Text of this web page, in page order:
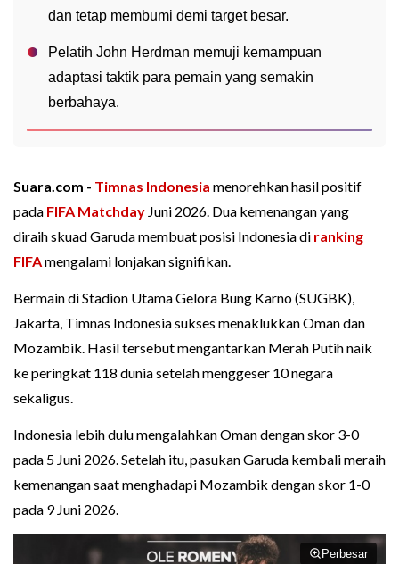
dan tetap membumi demi target besar.
Pelatih John Herdman memuji kemampuan
adaptasi taktik para pemain yang semakin
berbahaya.
Suara.com - Timnas Indonesia menorehkan hasil positif
pada FIFA Matchday Juni 2026. Dua kemenangan yang
diraih skuad Garuda membuat posisi Indonesia di ranking
FIFAmengalami lonjakan signifikan.
Bermain di Stadion Utama Gelora Bung Karno (SUGBK),
Jakarta, Timnas Indonesia sukses menaklukkan Oman dan
Mozambik. Hasil tersebut mengantarkan Merah Putih naik
ke peringkat 118 dunia setelah menggeser 10 negara
sekaligus.
Indonesia lebih dulu mengalahkan Oman dengan skor 3-0
pada 5 Juni 2026. Setelah itu, pasukan Garuda kembali meraih
kemenangan saat menghadapi Mozambik dengan skor 1-0
pada 9 Juni 2026.
Perbesar